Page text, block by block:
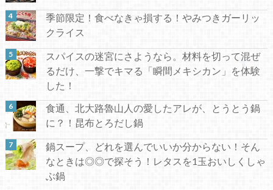
季節限定！食べなきゃ損する！やみつきガーリッ
クライス
スパイスの迷宮にさようなら。材料を切って混ぜ
るだけ、一撃でキマる「瞬間メキシカン」を体験
した！
食通、北大路魯山人の愛したアレが、とうとう鍋
に？！昆布とろだし鍋
鍋スープ、どれを選んでいいか分からない！そん
なときは◎◎で探そう！レタスを1玉おいしくしゃ
ぶ鍋